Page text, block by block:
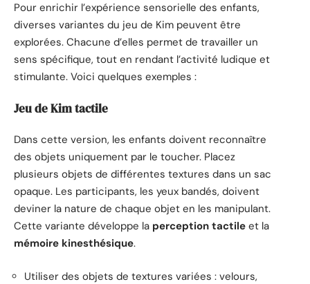
Pour enrichir l’expérience sensorielle des enfants,
diverses variantes du jeu de Kim peuvent être
explorées. Chacune d’elles permet de travailler un
sens spécifique, tout en rendant l’activité ludique et
stimulante. Voici quelques exemples :
Jeu de Kim tactile
Dans cette version, les enfants doivent reconnaître
des objets uniquement par le toucher. Placez
plusieurs objets de différentes textures dans un sac
opaque. Les participants, les yeux bandés, doivent
deviner la nature de chaque objet en les manipulant.
Cette variante développe la perception tactile et la
mémoire kinesthésique.
Utiliser des objets de textures variées : velours,